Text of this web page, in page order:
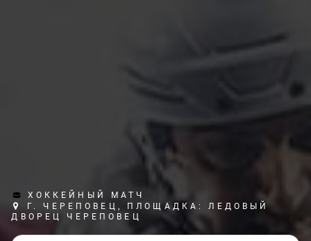
ХОККЕЙНЫЙ МАТЧ
Г. ЧЕРЕПОВЕЦ, ПЛОЩАДКА: ЛЕДОВЫЙ
ДВОРЕЦ ЧЕРЕПОВЕЦ